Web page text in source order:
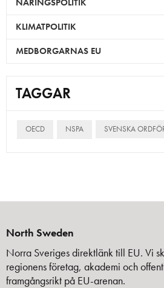
KLIMATPOLITIK
MEDBORGARNAS EU
TAGGAR
OECD NSPA SVENSKA
North Sweden
Norra Sveriges direktlänk till EU. Vi
regionens företag, akademi och
framgångsrikt på EU-arenan.